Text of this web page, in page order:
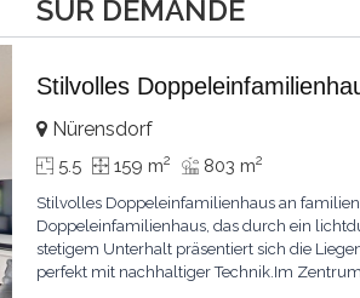
SUR DEMANDE
Stilvolles
Nürensdorf
5.5 159 m2 803 m2
Stilvolles Doppeleinfamilienhaus an
Doppeleinfamilienhaus, das durch ein
stetigem Unterhalt präsentiert sich die
perfekt mit nachhaltiger Technik.Im Zentrum